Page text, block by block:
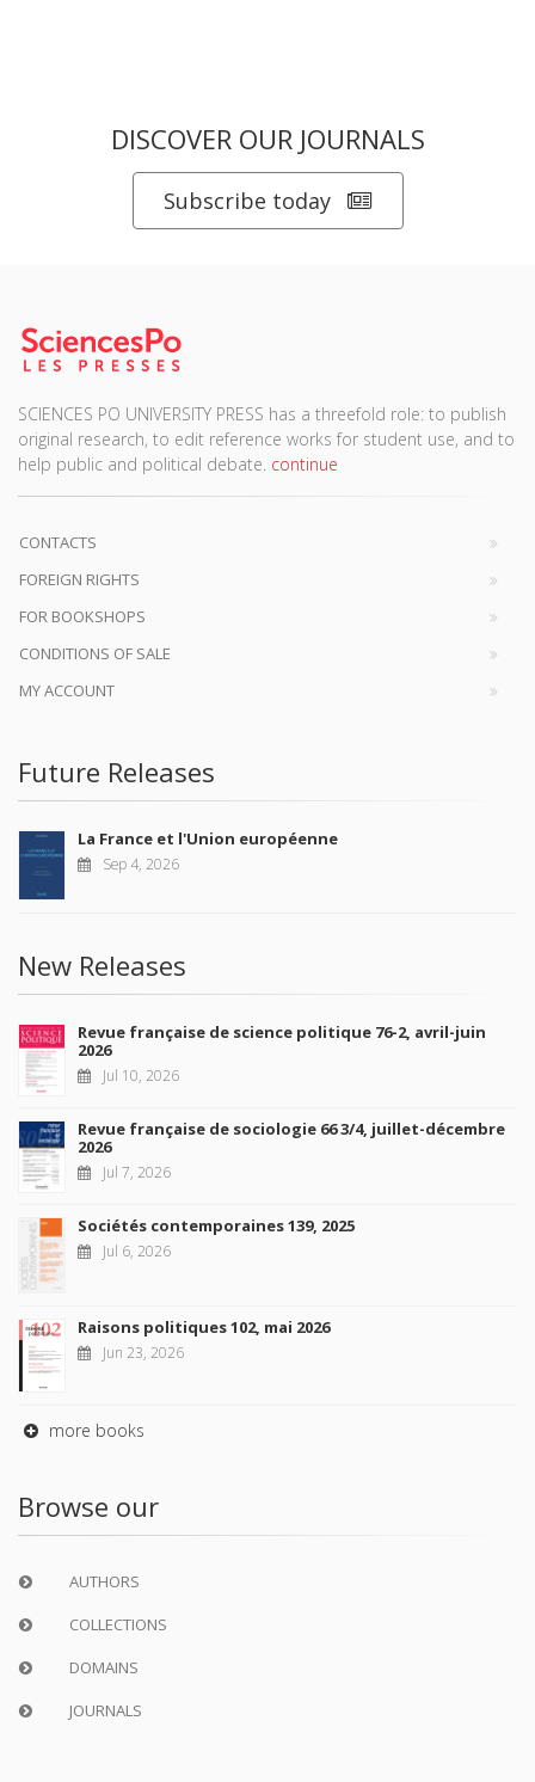
DISCOVER OUR JOURNALS
Subscribe today
SCIENCES PO UNIVERSITY PRESS has a threefold role: to publish
original research, to edit reference works for student use, and to
help public and political debate. continue
CONTACTS
FOREIGN RIGHTS
FOR BOOKSHOPS
CONDITIONS OF SALE
MY ACCOUNT
Future Releases
La France et l'Union européenne
Sep 4, 2026
New Releases
Revue française de science politique 76-2, avril-juin
2026
Jul 10, 2026
Revue française de sociologie 66 3/4, juillet-décembre
2026
Jul 7, 2026
Sociétés contemporaines 139, 2025
Jul 6, 2026
Raisons politiques 102, mai 2026
Jun 23, 2026
more books
Browse our
AUTHORS
COLLECTIONS
DOMAINS
JOURNALS